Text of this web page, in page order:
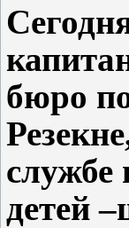
бюро
службе
детей